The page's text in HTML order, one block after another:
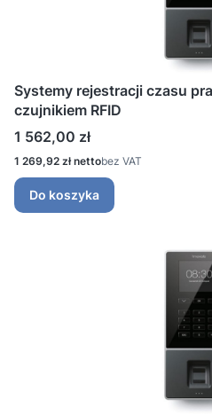
Systemy rejestracji czasu
czujnikiem RFID
Cena
1 562,00 zł
Cena
1 269,92 zł bez VAT
Do koszyka